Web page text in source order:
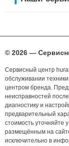
© 2026 —
Сервисный центр
обслуживании
центром бренда.
неисправностей
диагностику и
предварительный
стоимость
размещённым на
исключительно в